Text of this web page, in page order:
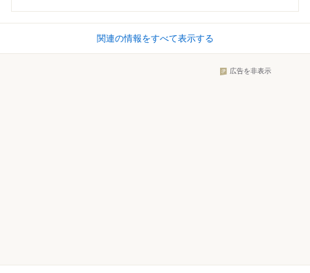
関連の情報をすべて表示する
広告を非表示